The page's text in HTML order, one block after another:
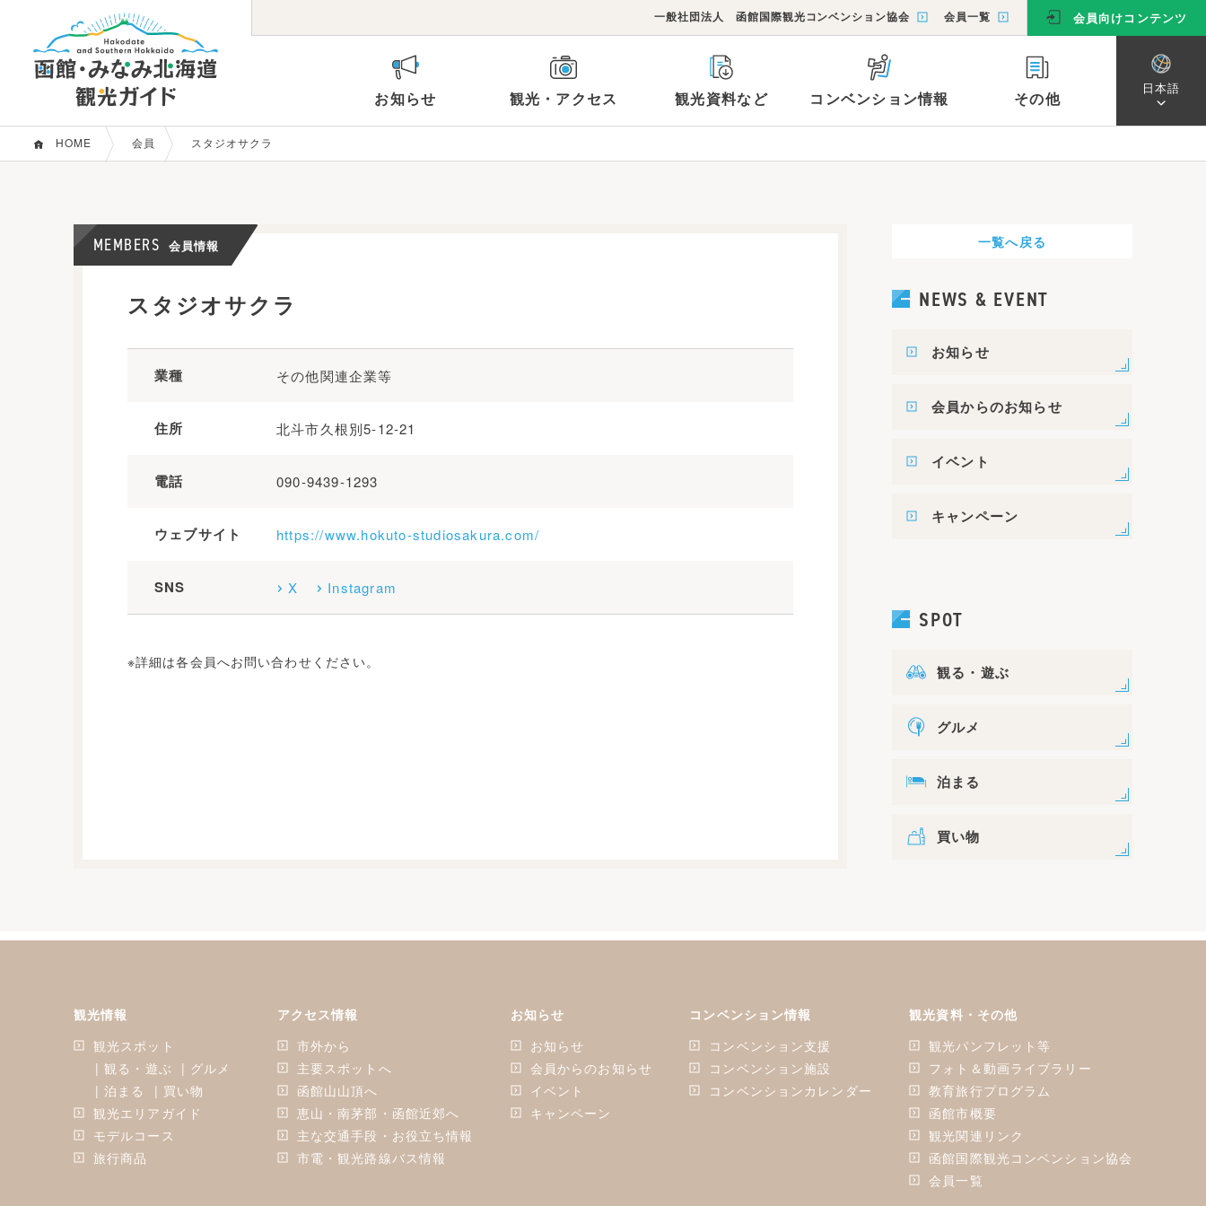
一般社団法人 函館国際観光コンベンション協会 会員一覧 会員向けコンテンツ
お知らせ 観光・アクセス 観光資料など コンベンション情報 その他
日本語
目的で探す 観る・遊ぶ
エリアガイド
観光エリアで探す
駅前・元町
その他函館 みなみ北海道 モデルコース
函館山山頂へのアクセス
主な交通手段・お役立ち情報
HOME 会員 スタジオサクラ
MEMBERS 会員情報
スタジオサクラ
業種 その他関連企業等
住所 北斗市久根別5-12-21
電話 090-9439-1293
ウェブサイト https://www.hokuto-studiosakura.com/
SNS X Instagram
※詳細は各会員へお問い合わせください。
一覧へ戻る
NEWS & EVENT
お知らせ
会員からのお知らせ
イベント
キャンペーン
SPOT
観る・遊ぶ
グルメ
泊まる
買い物
観光情報
観光スポット
| 観る・遊ぶ
| グルメ
| 泊まる
| 買い物
観光エリアガイド
モデルコース
旅行商品
アクセス情報
市外から
主要スポットへ
函館山山頂へ
恵山・南茅部・函館近郊へ
主な交通手段・お役立ち情報
市電・観光路線バス情報
お知らせ
お知らせ
会員からのお知らせ
イベント
キャンペーン
コンベンション情報
コンベンション支援
コンベンション施設
コンベンションカレンダー
観光資料・その他
観光パンフレット等
フォト＆動画ライブラリー
教育旅行プログラム
函館市概要
観光関連リンク
函館国際観光コンベンション協会
会員一覧